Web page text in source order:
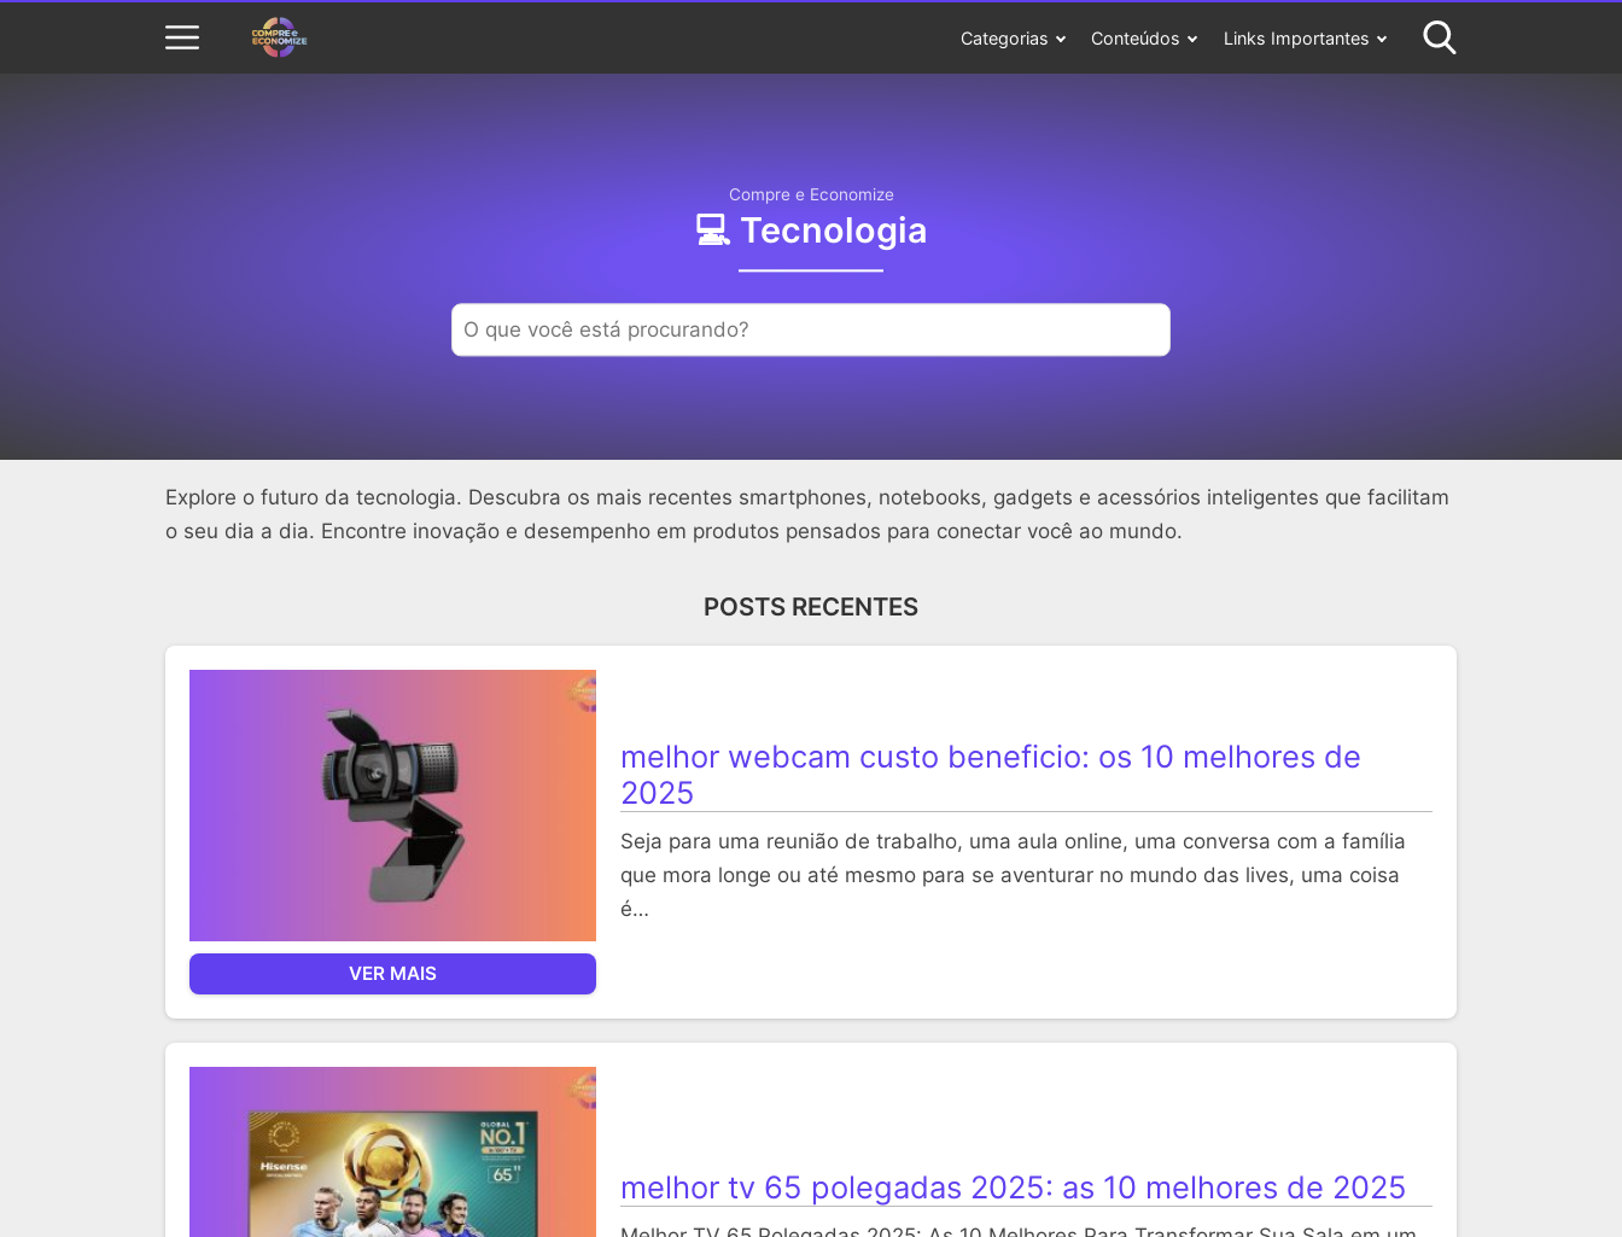
Categorias Conteúdos Links Importantes
Compre e Economize
‍💻 Tecnologia
Explore o futuro da tecnologia. Descubra os mais recentes smartphones, notebooks, gadgets e acessórios inteligentes que facilitam
o seu dia a dia. Encontre inovação e desempenho em produtos pensados para conectar você ao mundo.
POSTS RECENTES
VER MAIS
melhor webcam custo beneficio: os 10 melhores de
2025
Seja para uma reunião de trabalho, uma aula online, uma conversa com a família
que mora longe ou até mesmo para se aventurar no mundo das lives, uma coisa
é…
melhor tv 65 polegadas 2025: as 10 melhores de 2025